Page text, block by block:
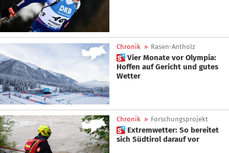
Chronik » Rasen-Antholz
 Vier Monate vor Olympia:
Hoffen auf Gericht und gutes
Wetter
Chronik » Forschungsprojekt
 Extremwetter: So bereitet
sich Südtirol darauf vor